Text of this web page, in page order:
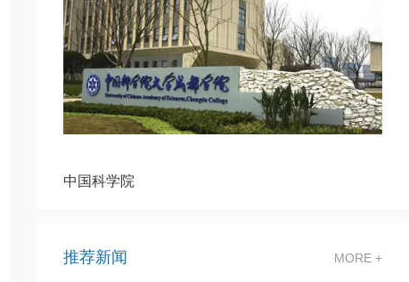
中国科学院
推荐新闻 MORE +